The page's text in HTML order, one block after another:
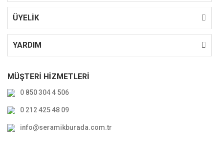
ÜYELİK
YARDIM
MÜŞTERİ HİZMETLERİ
0 850 304 4 506
0 212 425 48 09
info@seramikburada.com.tr